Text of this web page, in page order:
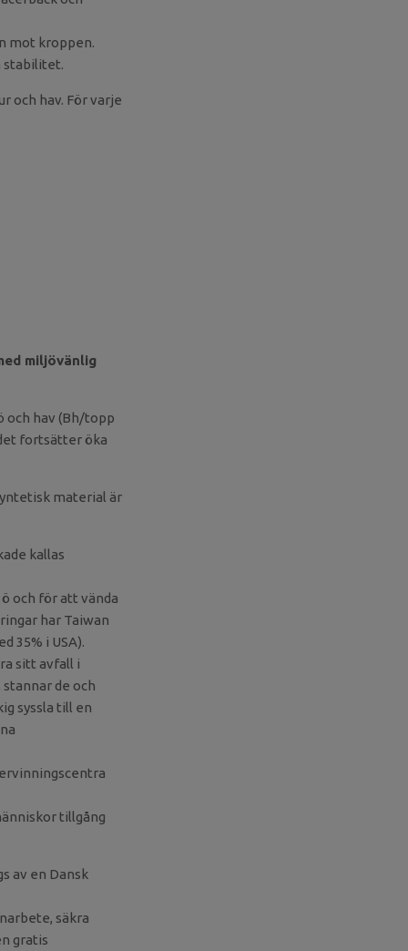
mot kroppen.
stabilitet.
och hav. För varje
miljövänlig
och hav (Bh/topp
fortsätter öka
material är
kallas
och för att vända
har Taiwan
35% i USA).
sitt avfall i
de och
syssla till en
tillgång
av en Dansk
säkra
gratis